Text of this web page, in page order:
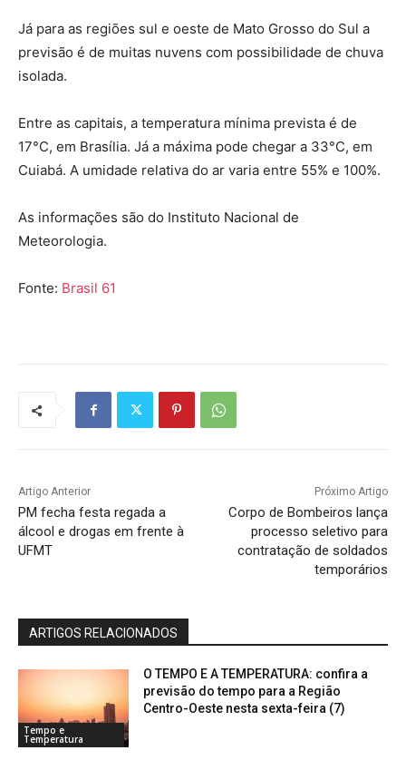
Já para as regiões sul e oeste de Mato Grosso do Sul a
previsão é de muitas nuvens com possibilidade de chuva
isolada.
Entre as capitais, a temperatura mínima prevista é de
17°C, em Brasília. Já a máxima pode chegar a 33°C, em
Cuiabá. A umidade relativa do ar varia entre 55% e 100%.
As informações são do Instituto Nacional de
Meteorologia.
Fonte: Brasil 61
Artigo Anterior
PM fecha festa regada a
álcool e drogas em frente à
UFMT
Próximo Artigo
Corpo de Bombeiros lança
processo seletivo para
contratação de soldados
temporários
ARTIGOS RELACIONADOS
Tempo e
Temperatura
O TEMPO E A TEMPERATURA: confira a
previsão do tempo para a Região
Centro-Oeste nesta sexta-feira (7)